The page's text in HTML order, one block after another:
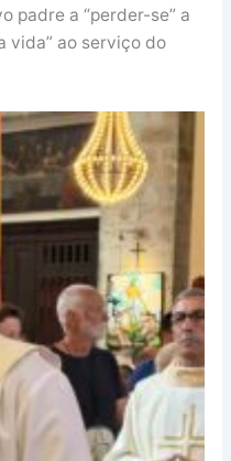
padre a “perder-se” a
vida” ao serviço do